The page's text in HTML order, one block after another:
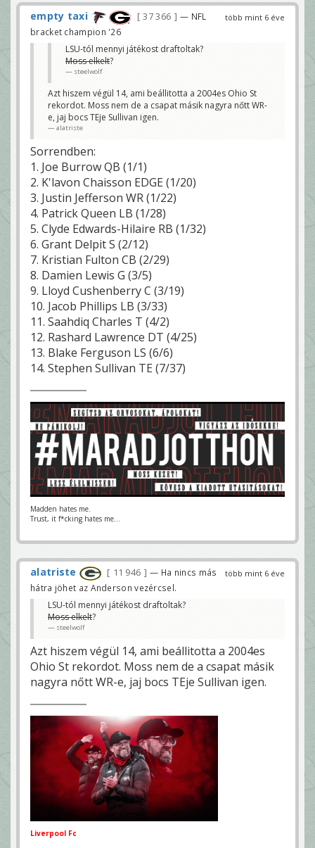
több mint 6 éve
empty taxi 37 366
— NFL
bracket champion '26
LSU-tól mennyi játékost draftoltak?
Moss elkelt?
steelwolf
Azt hiszem végül 14, ami beállitotta a 2004es Ohio St
rekordot. Moss nem de a csapat másik nagyra nőtt WR-
e, jaj bocs TEje Sullivan igen.
alatriste
Sorrendben:
1. Joe Burrow QB (1/1)
2. K'lavon Chaisson EDGE (1/20)
3. Justin Jefferson WR (1/22)
4. Patrick Queen LB (1/28)
5. Clyde Edwards-Hilaire RB (1/32)
6. Grant Delpit S (2/12)
7. Kristian Fulton CB (2/29)
8. Damien Lewis G (3/5)
9. Lloyd Cushenberry C (3/19)
10. Jacob Phillips LB (3/33)
11. Saahdiq Charles T (4/2)
12. Rashard Lawrence DT (4/25)
13. Blake Ferguson LS (6/6)
14. Stephen Sullivan TE (7/37)
Madden hates me.
Trust, it f*cking hates me...
több mint 6 éve
alatriste 11 946
— Ha nincs más
hátra jöhet az Anderson vezércsel.
LSU-tól mennyi játékost draftoltak?
Moss elkelt?
steelwolf
Azt hiszem végül 14, ami beállitotta a 2004es
Ohio St rekordot. Moss nem de a csapat másik
nagyra nőtt WR-e, jaj bocs TEje Sullivan igen.
Liverpool Fc